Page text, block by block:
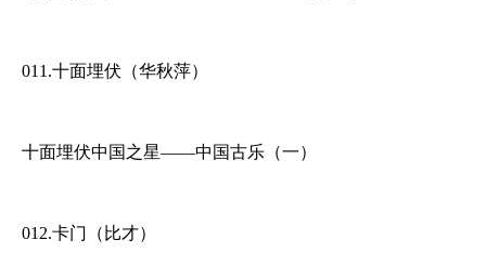
011.十面埋伏（华秋萍）
十面埋伏中国之星——中国古乐（一）
012.卡门（比才）